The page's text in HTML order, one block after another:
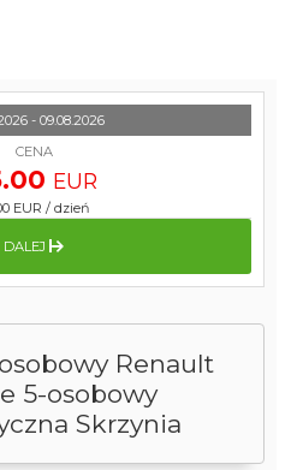
Renault
5-osobowy
Skrzynia
- 09.08.2026
CENA
EUR
EUR / dzień
DALEJ